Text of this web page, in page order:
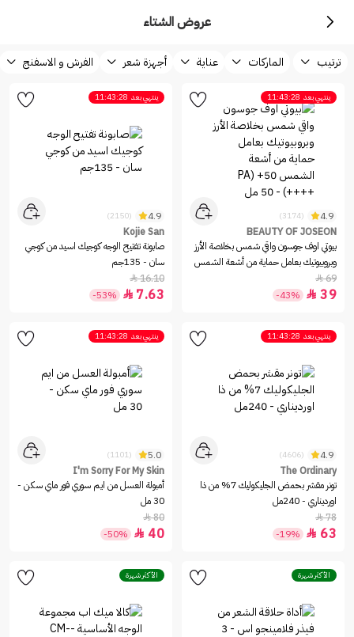
عروض الشتاء
ترتيب الماركات عناية أجهزة شعر الفرش و الاسفنج
ينتهي بعد 11:43:28
4.9
(3174)
BEAUTY OF JOSEON
بيوتي اوف جوسون واقي شمس بخلاصة الأرز
وبروبيوتيك بعامل حماية من أشعة الشمس
69

39

-43%
ينتهي بعد 11:43:28
4.9
(2150)
Kojie San
صابونة تفتيح الوجه كوجيك اسيد من كوجي
سان - 135جم
16.10

7.63

-53%
ينتهي بعد 11:43:28
4.9
(4606)
The Ordinary
تونر مقشر بحمض الجليكوليك 7% من ذا
اورديناري - 240مل
78

63

-19%
ينتهي بعد 11:43:28
5.0
(1101)
I'm Sorry For My Skin
أمبولة العسل من ايم سوري فور ماي سكن -
30 مل
80

40

-50%
الأكثر شهرة الأكثر شهرة